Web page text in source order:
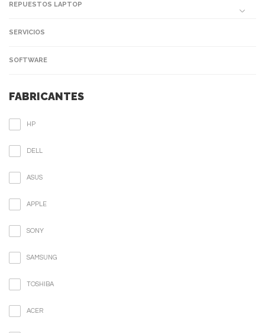
REPUESTOS LAPTOP
SERVICIOS
SOFTWARE
FABRICANTES
HP
DELL
ASUS
APPLE
SONY
SAMSUNG
TOSHIBA
ACER